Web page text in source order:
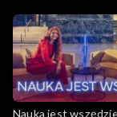
Nauka jest